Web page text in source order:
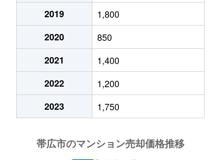
2019
1,800
2020
850
2021
1,400
2022
1,200
2023
1,750